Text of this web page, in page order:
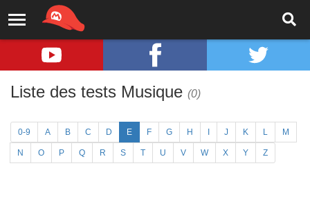
Liste des tests Musique (0)
0-9 A B C D E F G H J K L M
N O P Q R S T U V W X Y Z